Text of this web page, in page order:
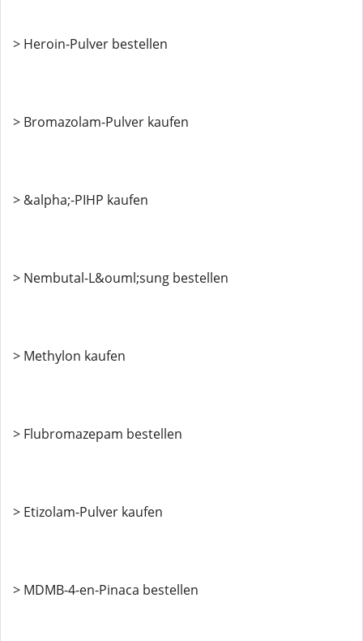
> Heroin-Pulver bestellen
> Bromazolam-Pulver kaufen
> &alpha;-PIHP kaufen
> Nembutal-L&ouml;sung bestellen
> Methylon kaufen
> Flubromazepam bestellen
> Etizolam-Pulver kaufen
> MDMB-4-en-Pinaca bestellen